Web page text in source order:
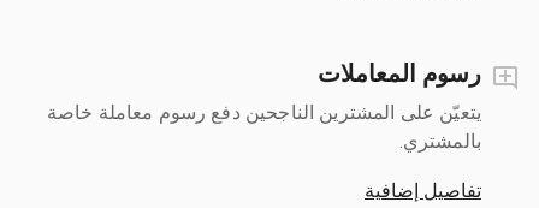
رسوم المعاملات
يتعيّن على المشترين الناجحين دفع رسوم معاملة خاصة
بالمشتري.
تفاصيل إضافية